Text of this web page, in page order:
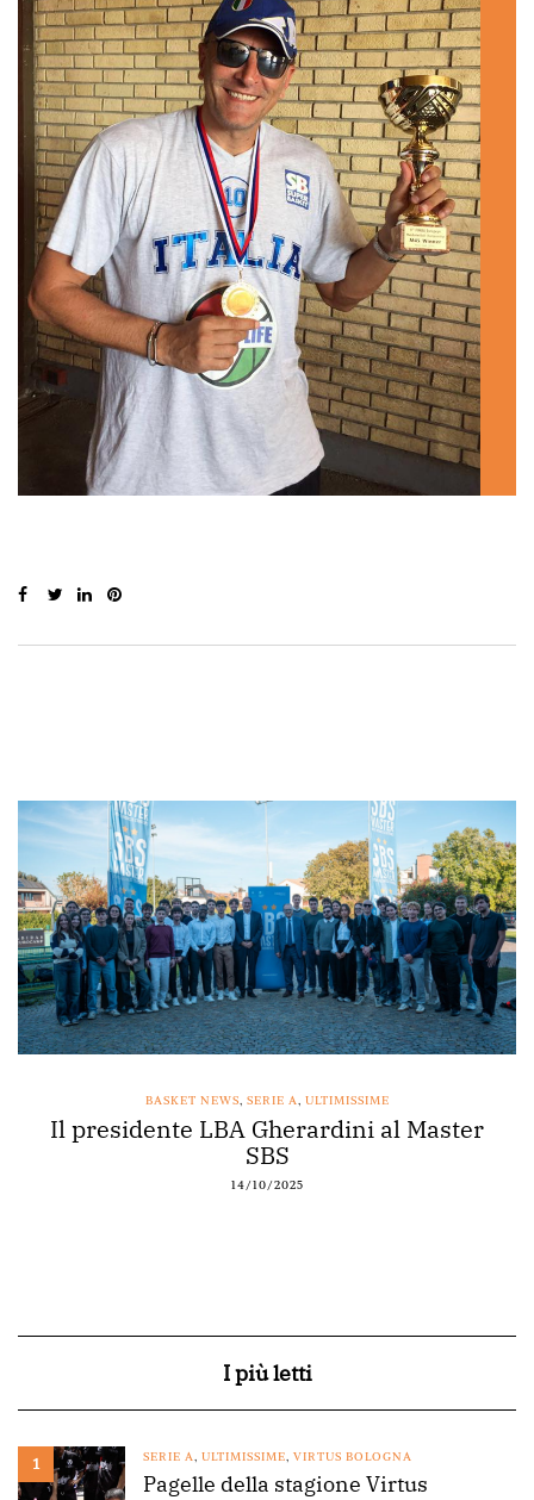
BASKET NEWS, SERIE A, ULTIMISSIME
Il presidente LBA Gherardini al Master
SBS
14/10/2025
I più letti
1 SERIE A, ULTIMISSIME, VIRTUS BOLOGNA
Pagelle della stagione Virtus